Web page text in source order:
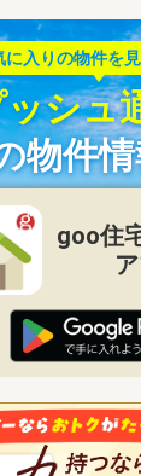
に入りの物件を
シュ
物件
goo住